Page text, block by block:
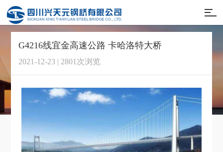
G4216线宜金高速公路 卡哈洛特大桥
2021-12-23 | 2801次浏览